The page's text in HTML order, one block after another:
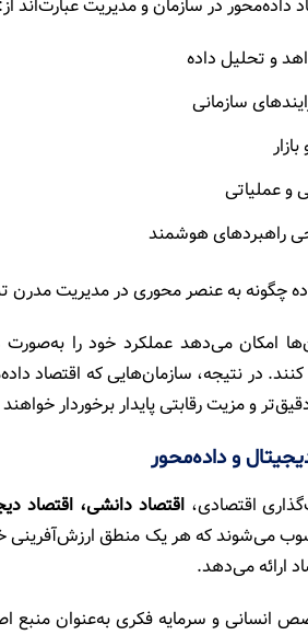
داده‌محور در سازمان و مدیریت عبارت‌اند از:
و تحلیل داده
سازمانی
عملیاتی
راهبردهای هوشمند
چگونه به عنصر محوری در مدیریت
امکان می‌دهد عملکرد خود را
در نتیجه، سازمان‌هایی که اقتصاد
و مزیت رقابتی پایدار برخوردار
و داده‌محور
اقتصادی،اقتصاد دانشی، اقتصاد
می‌شوند که هر یک منطق ارزش‌آفرینی
ارائه می‌دهد.
انسانی و سرمایه فکری به‌عنوان منبع